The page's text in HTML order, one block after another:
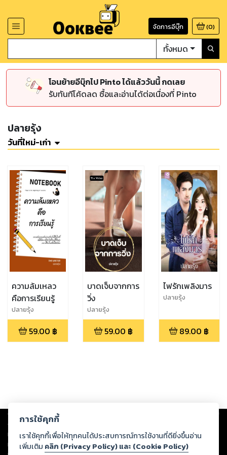
จัดการอีบุ๊ก (0)
ทั้งหมด
โอนย้ายอีบุ๊กไป Pinto ได้แล้ววันนี้ กดเลย
รับทันทีโค้ดลด ซื้อและอ่านได้ต่อเนื่องที่ Pinto
ปลายรุ้ง
วันที่ใหม่-เก่า
ความล้มเหลว
คือการเรียนรู้
ปลายรุ้ง
59.00 ฿
บาดเจ็บจากการ
วิ่ง
ปลายรุ้ง
59.00 ฿
ไฟรักเพลิงมาร
ปลายรุ้ง
89.00 ฿
Copyright © 2026
ต่อผลงานหรือเนื้อหาใดที่อัปโหลดผ่านเว็บไซต์และปรากฏว่าละเมิดสิทธิใน
ทรัพย์สินทางปัญญาของบุคคลอื่นหรือขัดต่อกฎหมายและศีลธรรม ดังนั้น ผู้อ่าน
ทุกท่านโปรดใช้วิจารณญาณในการกลั่นกรองด้วยตนเอง และหากท่านพบว่าส่วน
การใช้คุกกี้
เราใช้คุกกี้เพื่อให้ทุกคนได้ประสบการณ์การใช้งานที่ดียิ่งขึ้นอ่าน
เพิ่มเติม คลิก (Privacy Policy) และ (Cookie Policy)